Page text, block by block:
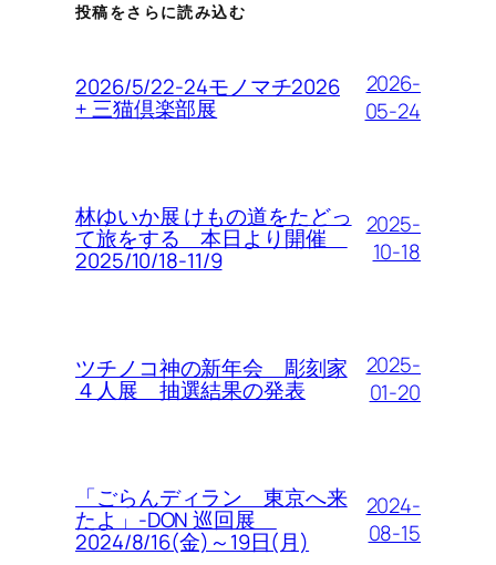
投稿をさらに読み込む
2026/5/22-24モノマチ2026
+ 三猫倶楽部展
2026-
05-24
林ゆいか展 けもの道をたどっ
て旅をする 本日より開催
2025/10/18-11/9
2025-
10-18
ツチノコ神の新年会 彫刻家
４人展 抽選結果の発表
2025-
01-20
「ごらんディラン 東京へ来
たよ」-DON 巡回展
2024/8/16(金)～19日(月)
2024-
08-15